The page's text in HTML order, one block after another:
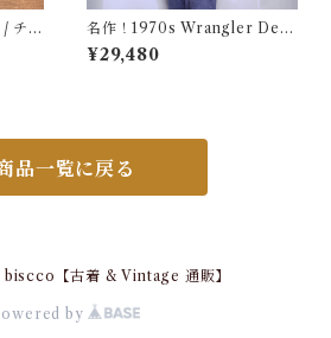
チェ
古着
名作！1970s Wrangler Deni
m Wrange Coat / ラングラー
デニム ボア ランチ コート 古
¥29,480
品一覧に戻る
【古着 & Vintage 通販】
by